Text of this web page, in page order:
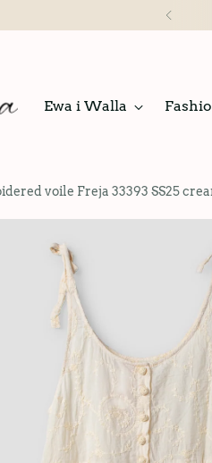
Ewa i Walla
voile Freja 33393 SS25